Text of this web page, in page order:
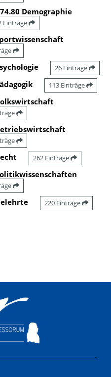
74.80 Demographie
Einträge
26 Einträge
113 Einträge
262 Einträge
220 Einträge